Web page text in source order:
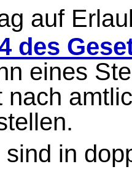
auf
des
eines
nach
in